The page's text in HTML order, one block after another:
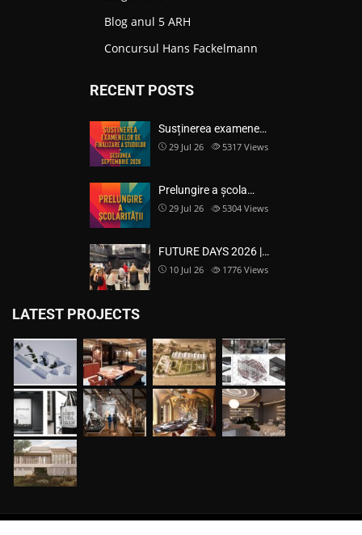
Blog anul 5 ARH
Concursul Hans Fackelmann
RECENT POSTS
Susținerea examene…
29 Jul 26 5317 Views
Prelungire a școla…
29 Jul 26 5304 Views
FUTURE DAYS 2026 |…
10 Jul 26 1776 Views
LATEST PROJECTS